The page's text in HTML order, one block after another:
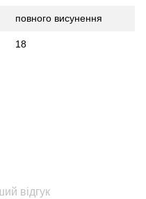
повного висунення
18
відгук